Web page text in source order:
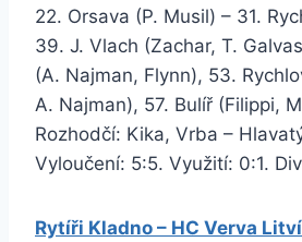
22. Orsava (P. Musil) – 31.
39. J. Vlach (Zachar, T.
(A. Najman, Flynn), 53.
A. Najman), 57. Bulíř (Filippi,
Rozhodčí: Kika, Vrba –
Vyloučení: 5:5. Využití: 0:1.
Rytíři Kladno – HC Verva